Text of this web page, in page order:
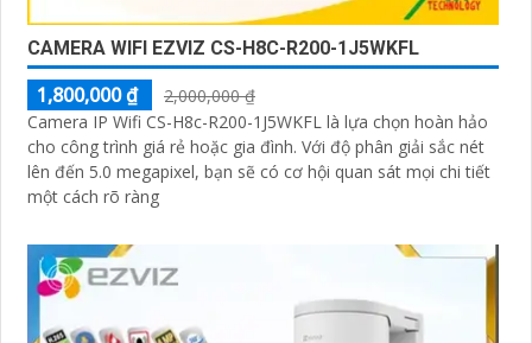
CAMERA WIFI EZVIZ CS-H8C-R200-1J5WKFL
1,800,000 ₫
2,000,000 ₫
Camera IP Wifi CS-H8c-R200-1J5WKFL là lựa chọn hoàn hảo
cho công trình giá rẻ hoặc gia đình. Với độ phân giải sắc nét
lên đến 5.0 megapixel, bạn sẽ có cơ hội quan sát mọi chi tiết
một cách rõ ràng